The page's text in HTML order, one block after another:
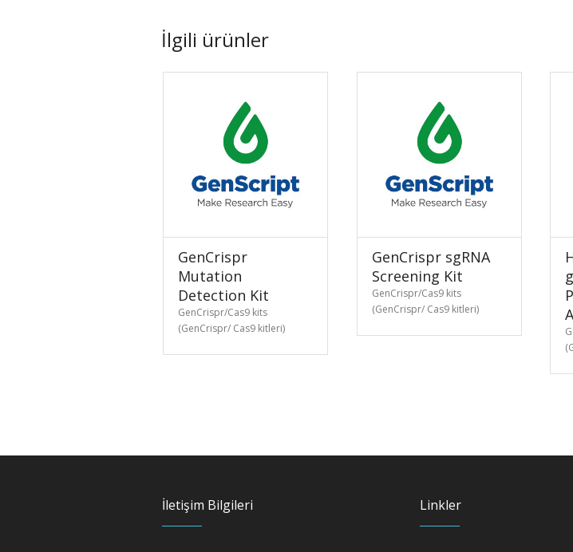
İlgili ürünler
GenCrispr
Mutation
Detection Kit
GenCrispr/Cas9 kits
(GenCrispr/ Cas9 kitleri)
GenCrispr sgRNA
Screening Kit
GenCrispr/Cas9 kits
(GenCrispr/ Cas9 kitleri)
İletişim Bilgileri Linkler